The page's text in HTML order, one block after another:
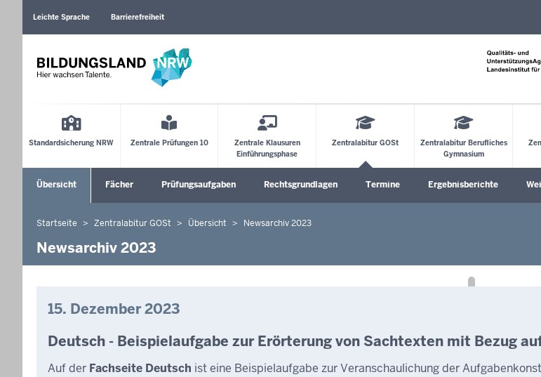
Sprachen
Leichte Sprache Barrierefreiheit
Standardsicherung NRW Zentrale Prüfungen 10
Zentrale Klausuren
Einführungsphase
Zentralabitur GOSt
Zentralabitur Berufliches
Gymnasium
Sekundärmenü
Übersicht Fächer Prüfungsaufgaben Rechtsgrundlagen Termine Ergebnisberichte
Sie
befinden
Startseite Zentralabitur GOSt Übersicht Newsarchiv 2023
Newsarchiv 2023
15. Dezember 2023
Deutsch - Beispielaufgabe zur Erörterung von Sachtexten mit Bezug
Auf der Fachseite Deutsch ist eine Beispielaufgabe zur Veranschaulichung der